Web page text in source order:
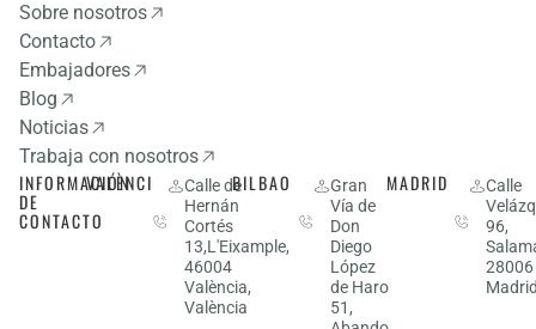
Sobre nosotros
Contacto
Embajadores
Blog
Noticias
Trabaja con nosotros
INFORMACIÓN
DE
CONTACTO
VALÈNCIA
963
53
27
13
Calle de
Hernán
Cortés
13,L'Eixample,
46004
València,
València
BILBAO
944
14
03
63
Gran
Vía de
Don
Diego
López
de Haro
51,
MADRID
910
53
75
06
Calle
96,
28006